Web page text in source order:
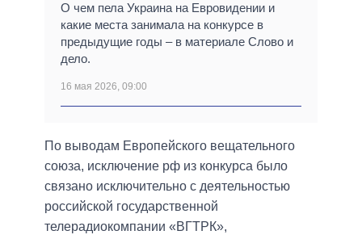
О чем пела Украина на Евровидении и
какие места занимала на конкурсе в
предыдущие годы – в материале Слово и
дело.
16 мая 2026, 09:00
По выводам Европейского вещательного
союза, исключение рф из конкурса было
связано исключительно с деятельностью
российской государственной
телерадиокомпании «ВГТРК»,